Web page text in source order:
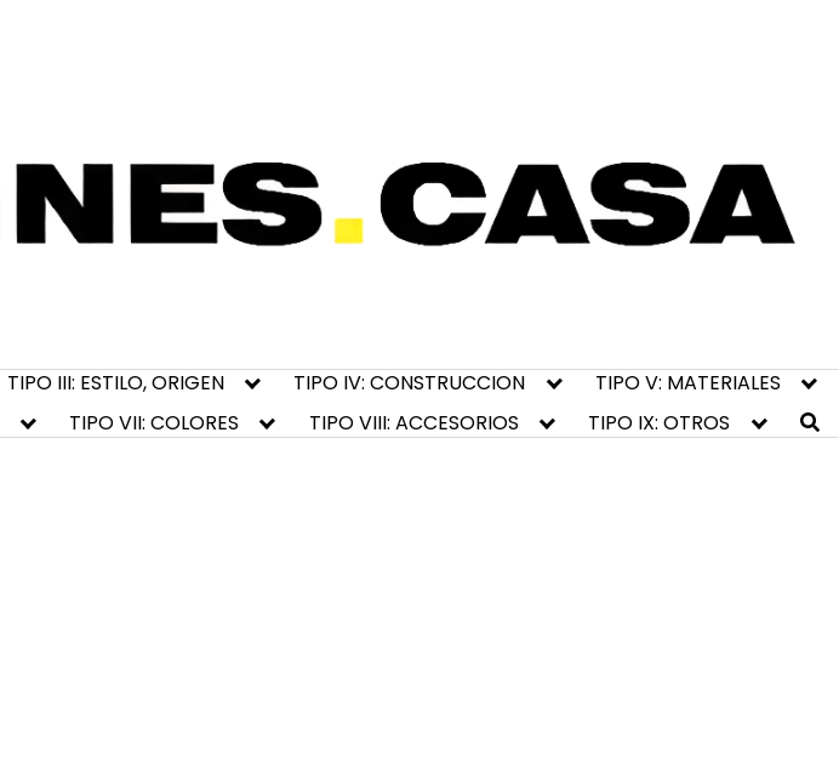
TIPO III: ESTILO, ORIGEN TIPO IV: CONSTRUCCION
TIPO V: MATERIALES
TIPO VII: COLORES TIPO VIII: ACCESORIOS TIPO IX: OTROS